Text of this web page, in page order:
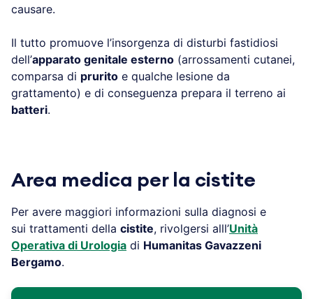
causare.
Il tutto promuove l’insorgenza di disturbi fastidiosi
dell’apparato genitale esterno (arrossamenti cutanei,
comparsa di prurito e qualche lesione da
grattamento) e di conseguenza prepara il terreno ai
batteri.
Area medica per la cistite
Per avere maggiori informazioni sulla diagnosi e
sui trattamenti della cistite, rivolgersi alll’Unità
Operativa di Urologia di Humanitas Gavazzeni
Bergamo.